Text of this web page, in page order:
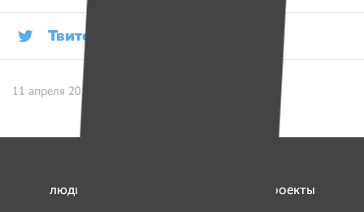
Твитер
11 апреля 2016 / Текст: Анастасия Писченкова
люди перечислили на социальные проекты